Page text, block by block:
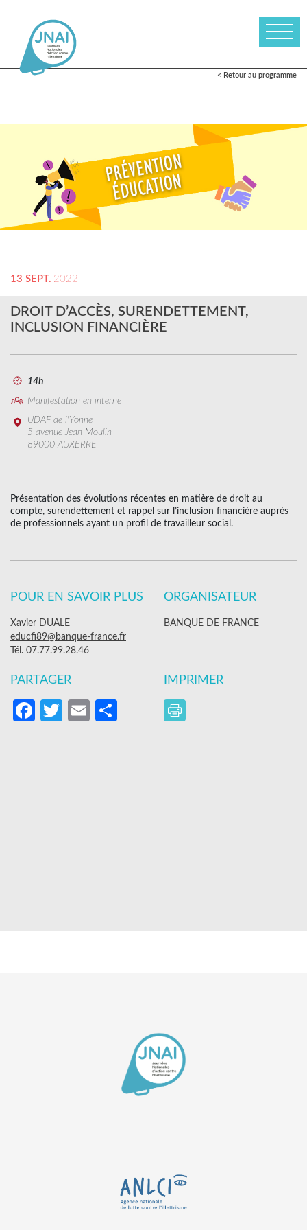
< Retour au programme
13 SEPT. 2022
DROIT D’ACCÈS, SURENDETTEMENT,
INCLUSION FINANCIÈRE
14h
Manifestation en interne
UDAF de l'Yonne
5 avenue Jean Moulin
89000 AUXERRE
Présentation des évolutions récentes en matière de droit au
compte, surendettement et rappel sur l’inclusion financière auprès
de professionnels ayant un profil de travailleur social.
POUR EN SAVOIR PLUS
Xavier DUALE
educfi89@banque-france.fr
Tél. 07.77.99.28.46
ORGANISATEUR
BANQUE DE FRANCE
PARTAGER
Facebook
Twitter
EmailPartager
IMPRIMER